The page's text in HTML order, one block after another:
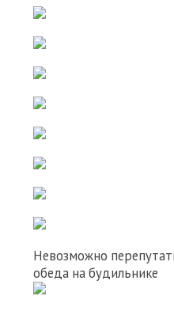
Невозможно
обеда на будильнике